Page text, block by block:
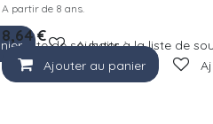
la liste de souhaitsAjouter à la liste de
A partir de 8 ans.
8,64€
Ajouter au panier